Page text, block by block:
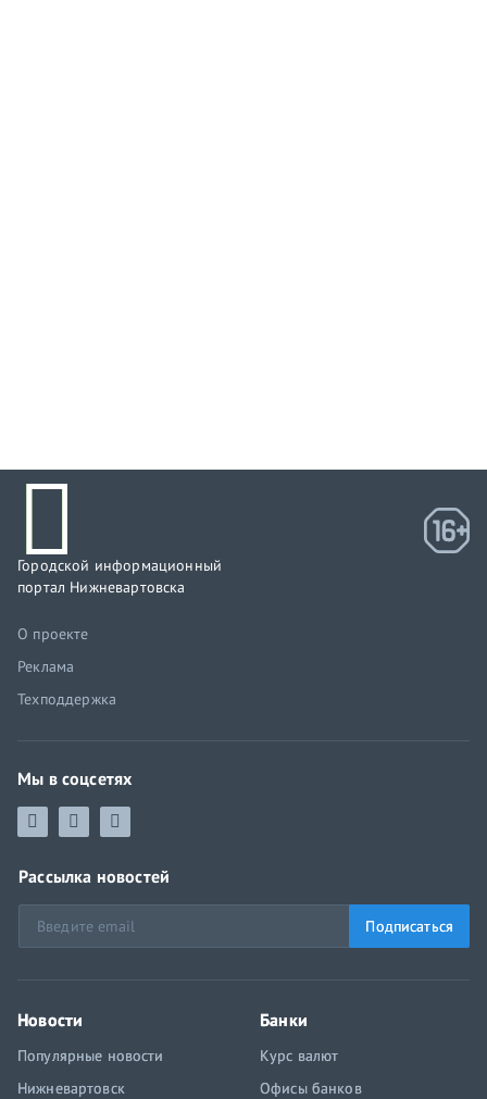
Городской информационный
портал Нижневартовска
О проекте
Реклама
Техподдержка
Мы в соцсетях
Рассылка новостей
Подписаться
Новости
Популярные новости
Нижневартовск
Банки
Курс валют
Офисы банков